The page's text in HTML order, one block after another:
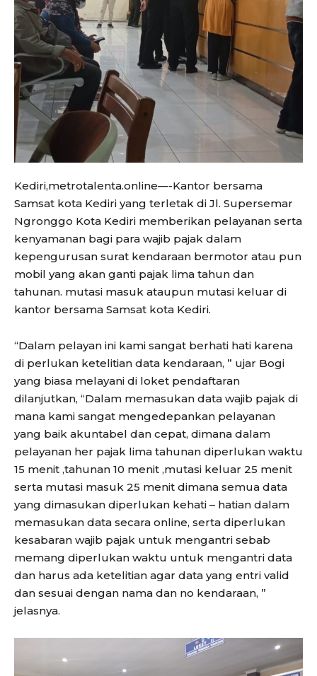
Kediri,metrotalenta.online—-Kantor bersama
Samsat kota Kediri yang terletak di Jl. Supersemar
Ngronggo Kota Kediri memberikan pelayanan serta
kenyamanan bagi para wajib pajak dalam
kepengurusan surat kendaraan bermotor atau pun
mobil yang akan ganti pajak lima tahun dan
tahunan. mutasi masuk ataupun mutasi keluar di
kantor bersama Samsat kota Kediri.
“Dalam pelayan ini kami sangat berhati hati karena
di perlukan ketelitian data kendaraan, ” ujar Bogi
yang biasa melayani di loket pendaftaran
dilanjutkan, “Dalam memasukan data wajib pajak di
mana kami sangat mengedepankan pelayanan
yang baik akuntabel dan cepat, dimana dalam
pelayanan her pajak lima tahunan diperlukan waktu
15 menit ,tahunan 10 menit ,mutasi keluar 25 menit
serta mutasi masuk 25 menit dimana semua data
yang dimasukan diperlukan kehati – hatian dalam
memasukan data secara online, serta diperlukan
kesabaran wajib pajak untuk mengantri sebab
memang diperlukan waktu untuk mengantri data
dan harus ada ketelitian agar data yang entri valid
dan sesuai dengan nama dan no kendaraan, ”
jelasnya.